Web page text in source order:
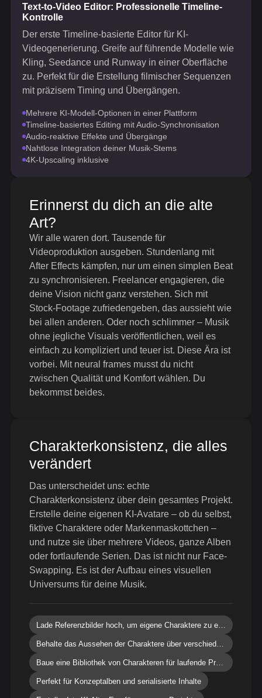
Text-to-Video Editor: Professionelle Timeline-
Kontrolle
Der erste Timeline-basierte Editor für KI-
Videogenerierung. Greife auf führende Modelle wie
Kling, Seedance und Runway in einer Oberfläche
zu. Perfekt für die Erstellung filmischer Sequenzen
mit präzisem Timing und Übergängen.
Mehrere KI-Modell-Optionen in einer Plattform
Timeline-basiertes Editing mit Audio-Synchronisation
Audio-reaktive Effekte und Übergänge
Nahtlose Integration deiner Musik-Stems
4K-Upscaling inklusive
Erinnerst du dich an die alte
Art?
Wir alle waren dort. Tausende für
Videoproduktion ausgeben. Stundenlang mit
After Effects kämpfen, nur um einen simplen Beat
zu synchronisieren. Freelancer engagieren, die
deine Vision nicht ganz verstehen. Sich mit
Stock-Footage zufriedengeben, das aussieht wie
bei allen anderen. Oder noch schlimmer – Musik
ohne jegliche Visuals veröffentlichen, weil es
einfach zu kompliziert und teuer ist. Diese Ära ist
vorbei. Mit neural frames musst du nicht
zwischen Qualität und Komfort wählen. Du
bekommst beides.
Charakterkonsistenz, die alles
verändert
Das unterscheidet uns: echte
Charakterkonsistenz über dein gesamtes Projekt.
Erstelle deine eigenen KI-Avatare – ob du selbst,
fiktive Charaktere oder Markenmaskottchen –
und nutze sie über mehrere Videos, ganze Alben
oder fortlaufende Serien. Das ist nicht nur Face-
Swapping. Es ist der Aufbau eines visuellen
Universums für deine Musik.
Lade Referenzbilder hoch, um eigene Charaktere zu erstellen
Behalte das Aussehen der Charaktere über verschiedene Szenen und Videos bei
Baue eine Bibliothek von Charakteren für laufende Projekte auf
Perfekt für Konzeptalben und serialisierte Inhalte